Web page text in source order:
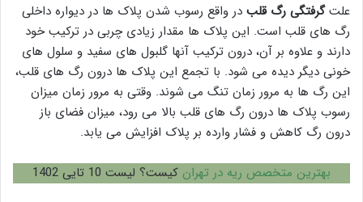
علتگرفتگی رگ قلب در واقع رسوب شدن پلاک ها در دیواره داخلی
رگ های قلب است. این پلاک ها مقدار زیادی چربی در ترکیب خود
دارند و علاوه بر آن، درون ترکیب آنها گلبول های سفید و سلول های
خونی دیگر دیده می شود. با تجمع این پلاک ها درون رگ های قلب،
این رگ ها به مرور زمان تنگ می شوند. وقتی به مرور زمان میزان
رسوب پلاک ها درون رگ های قلب بالا می رود، میزان فضای باز
درون رگ کاهش و فشار وارده بر پلاک افزایش می یابد.
بهترین متخصص ریه در تهران کیست؟ لیست 10 تایی 1402